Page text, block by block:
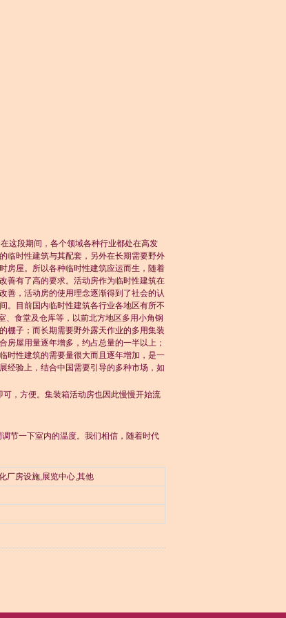
这段期间，各个领域各种行业都处在高发
临时性建筑与其配套，另外在长期需要野外
房屋。所以各种临时性建筑应运而生，随着
善有了高的要求。活动房作为临时性建筑在
善，活动房的使用理念逐渐得到了社会的认
。目前国内临时性建筑各行业各地区有所不
、食堂及仓库等，以前北方地区多用小角钢
棚子；而长期需要野外露天作业的多用集装
房屋用量逐年增多，约占总量的一半以上；
时性建筑的需要量很大而且逐年增加，是一
经验上，结合中国需要引导的多种市场，如
，方便。集装箱活动房也因此慢慢开始流
调节一下室内的温度。我们相信，随着时代
厂房设施,展览中心,其他